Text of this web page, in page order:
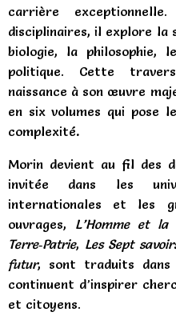
carrière
disciplinaires, il explore la
biologie, la philosophie,
politique. Cette
naissance à son œuvre
en six volumes qui pose
complexité.
Morin devient au fil des
invitée dans les
internationales et les
ouvrages, L’Homme et la
Terre‑Patrie, Les Sept
futur, sont traduits dans
continuent d’inspirer
et citoyens.